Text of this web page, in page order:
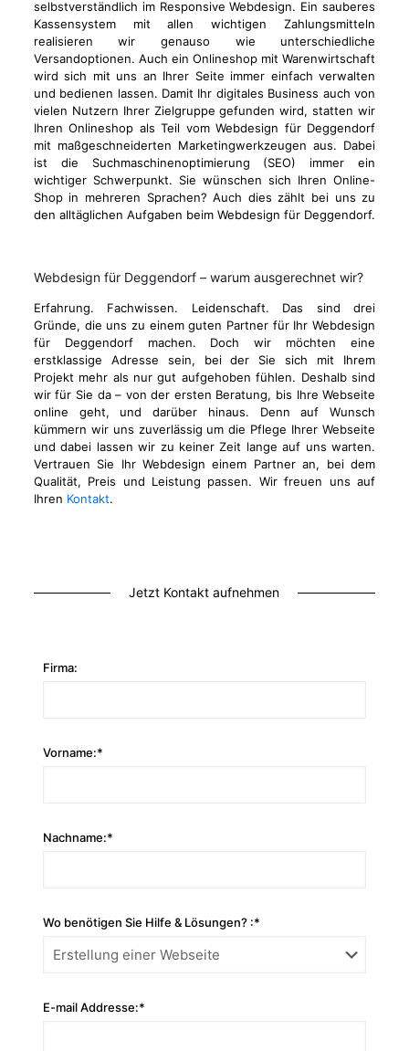
selbstverständlich im Responsive Webdesign. Ein sauberes
Kassensystem mit allen wichtigen Zahlungsmitteln
realisieren wir genauso wie unterschiedliche
Versandoptionen. Auch ein Onlineshop mit Warenwirtschaft
wird sich mit uns an Ihrer Seite immer einfach verwalten
und bedienen lassen. Damit Ihr digitales Business auch von
vielen Nutzern Ihrer Zielgruppe gefunden wird, statten wir
Ihren Onlineshop als Teil vom Webdesign für Deggendorf
mit maßgeschneiderten Marketingwerkzeugen aus. Dabei
ist die Suchmaschinenoptimierung (SEO) immer ein
wichtiger Schwerpunkt. Sie wünschen sich Ihren Online-
Shop in mehreren Sprachen? Auch dies zählt bei uns zu
den alltäglichen Aufgaben beim Webdesign für Deggendorf.
Webdesign für Deggendorf – warum ausgerechnet wir?
Erfahrung. Fachwissen. Leidenschaft. Das sind drei
Gründe, die uns zu einem guten Partner für Ihr Webdesign
für Deggendorf machen. Doch wir möchten eine
erstklassige Adresse sein, bei der Sie sich mit Ihrem
Projekt mehr als nur gut aufgehoben fühlen. Deshalb sind
wir für Sie da – von der ersten Beratung, bis Ihre Webseite
online geht, und darüber hinaus. Denn auf Wunsch
kümmern wir uns zuverlässig um die Pflege Ihrer Webseite
und dabei lassen wir zu keiner Zeit lange auf uns warten.
Vertrauen Sie Ihr Webdesign einem Partner an, bei dem
Qualität, Preis und Leistung passen. Wir freuen uns auf
Ihren Kontakt.
Jetzt Kontakt aufnehmen
Firma:
Vorname:*
Nachname:*
Wo benötigen Sie Hilfe & Lösungen? :*
E-mail Addresse:*